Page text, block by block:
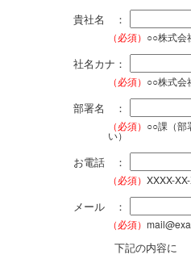
貴社名 ：
（必須） ○○株式会
社名カナ：
（必須） ○○株式会
部署名 ：
（必須） ○○課（部
い）
お電話 ：
（必須） XXXX-
メール ：
（必須）
下記の内容に